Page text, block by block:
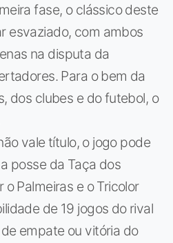
fase, o clássico deste
esvaziado, com ambos
na disputa da
Para o bem da
dos clubes e do futebol, o
vale título, o jogo pode
posse da Taça dos
Palmeiras e o Tricolor
de 19 jogos do rival
empate ou vitória do